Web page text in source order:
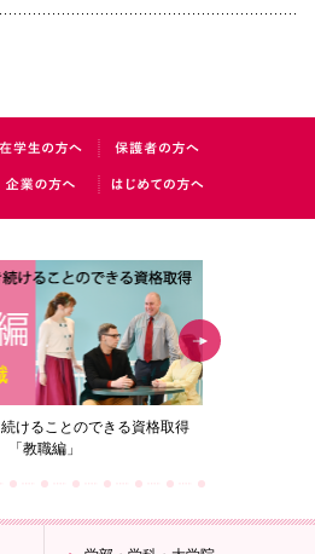
けることのできる資格取得
「教職編」